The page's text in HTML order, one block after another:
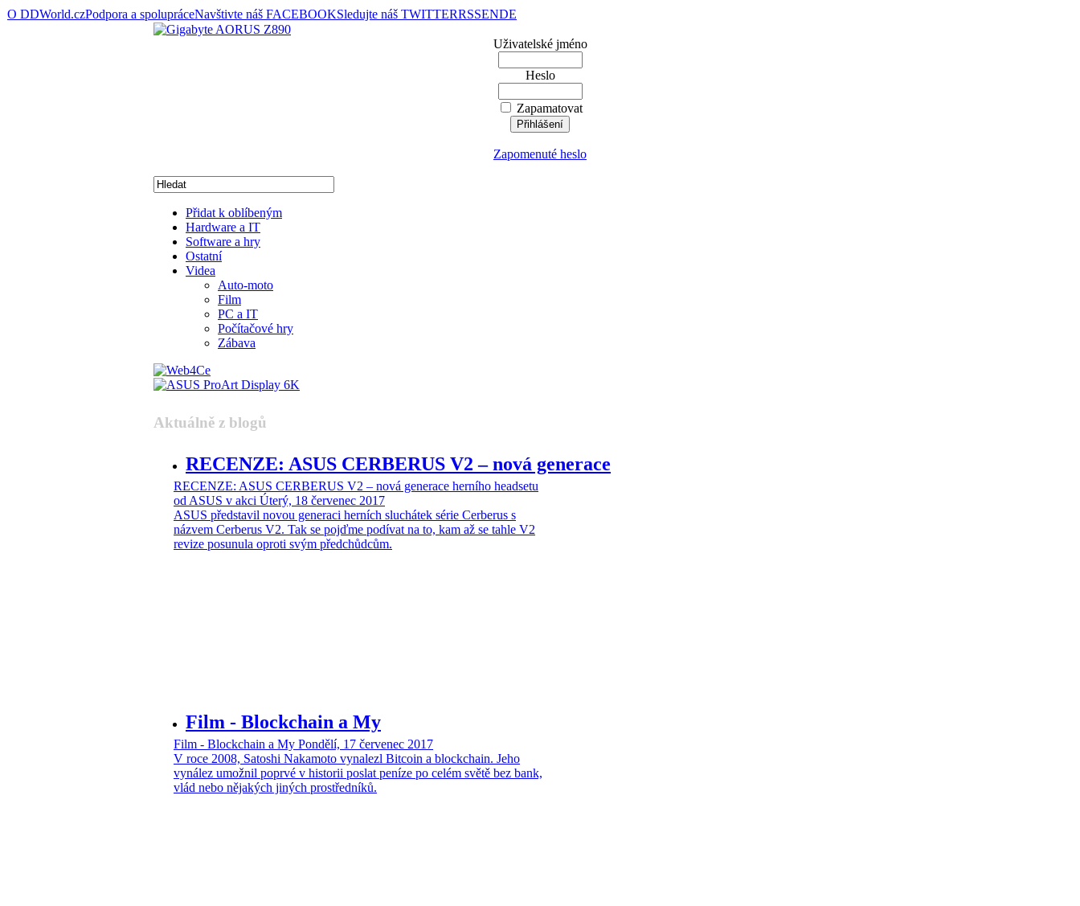
O DDWorld.czPodpora a spolupráceNavštivte náš FACEBOOKSledujte náš TWITTERRSSENDE
Uživatelské jméno
Heslo
Zapamatovat
Zapomenuté heslo
Přidat k oblíbeným
Hardware a IT
Software a hry
Ostatní
Videa
Auto-moto
Film
PC a IT
Počítačové hry
Zábava
Aktuálně z blogů
RECENZE: ASUS CERBERUS V2 – nová generace
RECENZE: ASUS CERBERUS V2 – nová generace herního headsetu
od ASUS v akci Úterý, 18 červenec 2017
ASUS představil novou generaci herních sluchátek série Cerberus s
názvem Cerberus V2. Tak se pojďme podívat na to, kam až se tahle V2
revize posunula oproti svým předchůdcům.
Film - Blockchain a My
Film - Blockchain a My Pondělí, 17 červenec 2017
V roce 2008, Satoshi Nakamoto vynalezl Bitcoin a blockchain. Jeho
vynález umožnil poprvé v historii poslat peníze po celém světě bez bank,
vlád nebo nějakých jiných prostředníků.